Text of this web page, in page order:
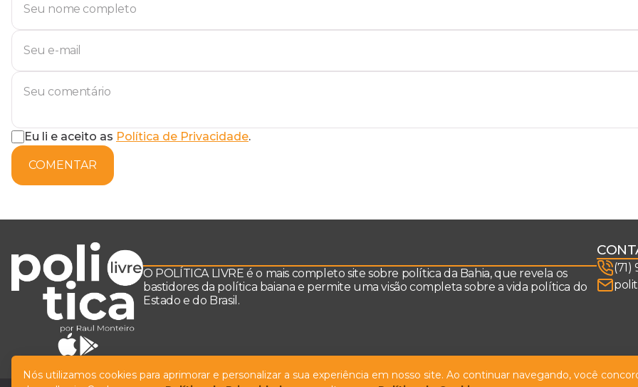
Eu li e aceito as Política de Privacidade.
COMENTAR
O POLÍTICA LIVRE é o mais completo site sobre política da Bahia, que revela os
bastidores da política baiana e permite uma visão completa sobre a vida política do
Estado e do Brasil.
(71)
Nós utilizamos cookies para aprimorar e personalizar a sua experiência em nosso site. Ao continuar navegando, você